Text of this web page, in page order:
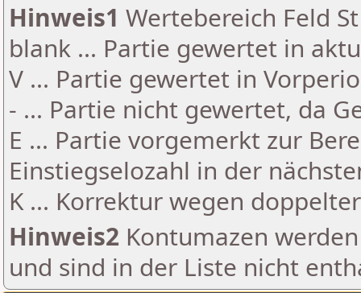
Hinweis1 Wertebereich Feld
blank ... Partie gewertet in
V ... Partie gewertet in
- ... Partie nicht gewertet, da
E ... Partie vorgemerkt zur
Einstiegselozahl in der
K ... Korrektur wegen
Hinweis2 Kontumazen
und sind in der Liste nicht